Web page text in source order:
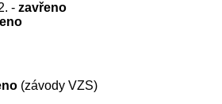
-zavřeno
(závody VZS)